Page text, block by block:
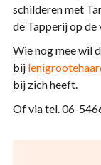
schilderen met
de Tapperij op de
Wie nog mee wil
bij
bij zich heeft.
Of via tel. 06-